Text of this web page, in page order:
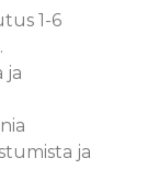
1-6
ja
ja